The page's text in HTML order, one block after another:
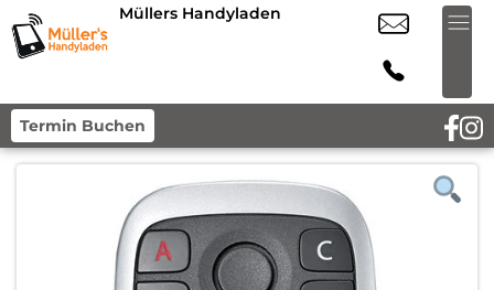
Müllers Handyladen
Termin Buchen